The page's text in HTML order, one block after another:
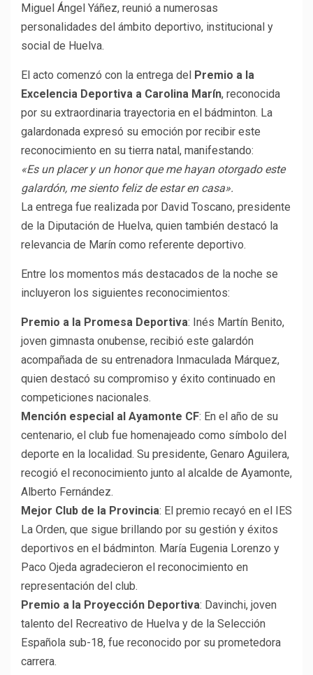
Miguel Ángel Yáñez, reunió a numerosas
personalidades del ámbito deportivo, institucional y
social de Huelva.
El acto comenzó con la entrega del Premio a la
Excelencia Deportiva a Carolina Marín, reconocida
por su extraordinaria trayectoria en el bádminton. La
galardonada expresó su emoción por recibir este
reconocimiento en su tierra natal, manifestando:
«Es un placer y un honor que me hayan otorgado este
galardón, me siento feliz de estar en casa».
La entrega fue realizada por David Toscano, presidente
de la Diputación de Huelva, quien también destacó la
relevancia de Marín como referente deportivo.
Entre los momentos más destacados de la noche se
incluyeron los siguientes reconocimientos:
Premio a la Promesa Deportiva: Inés Martín Benito,
joven gimnasta onubense, recibió este galardón
acompañada de su entrenadora Inmaculada Márquez,
quien destacó su compromiso y éxito continuado en
competiciones nacionales.
Mención especial al Ayamonte CF: En el año de su
centenario, el club fue homenajeado como símbolo del
deporte en la localidad. Su presidente, Genaro Aguilera,
recogió el reconocimiento junto al alcalde de Ayamonte,
Alberto Fernández.
Mejor Club de la Provincia: El premio recayó en el IES
La Orden, que sigue brillando por su gestión y éxitos
deportivos en el bádminton. María Eugenia Lorenzo y
Paco Ojeda agradecieron el reconocimiento en
representación del club.
Premio a la Proyección Deportiva: Davinchi, joven
talento del Recreativo de Huelva y de la Selección
Española sub-18, fue reconocido por su prometedora
carrera.